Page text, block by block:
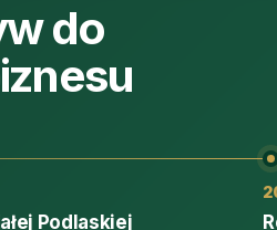
do
Podlaskiej